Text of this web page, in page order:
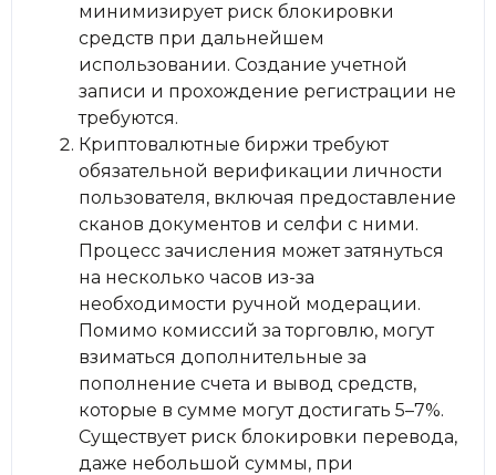
минимизирует риск блокировки
средств при дальнейшем
использовании. Создание учетной
записи и прохождение регистрации не
требуются.
Криптовалютные биржи требуют
обязательной верификации личности
пользователя, включая предоставление
сканов документов и селфи с ними.
Процесс зачисления может затянуться
на несколько часов из-за
необходимости ручной модерации.
Помимо комиссий за торговлю, могут
взиматься дополнительные за
пополнение счета и вывод средств,
которые в сумме могут достигать 5–7%.
Существует риск блокировки перевода,
даже небольшой суммы, при